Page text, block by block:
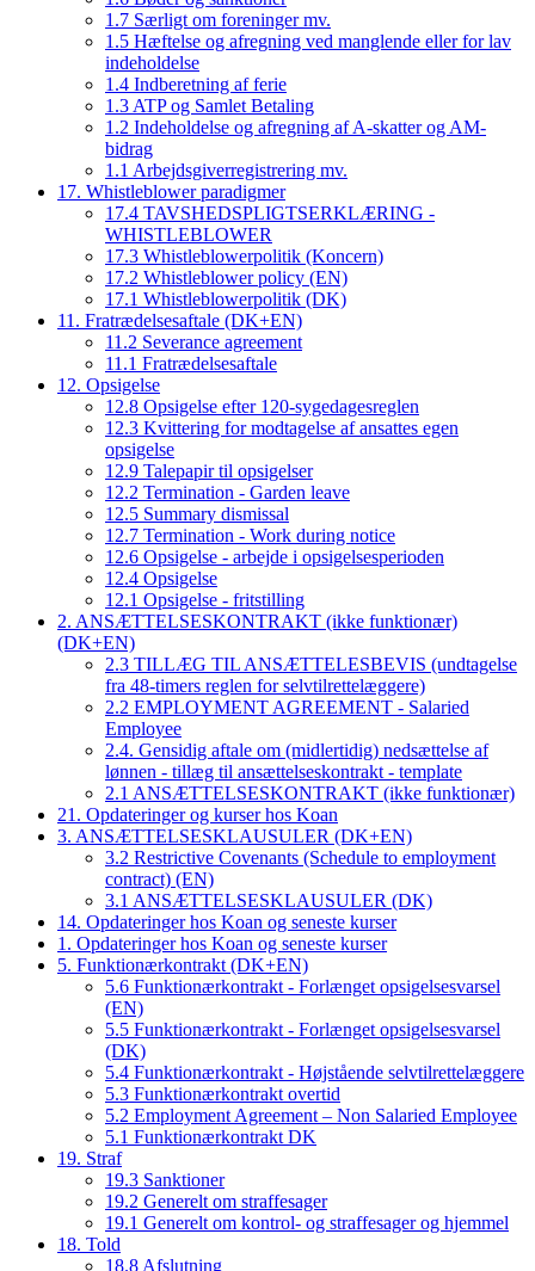
1.7 Særligt om foreninger mv.
1.5 Hæftelse og afregning ved manglende eller for lav
indeholdelse
1.4 Indberetning af ferie
1.3 ATP og Samlet Betaling
1.2 Indeholdelse og afregning af A-skatter og AM-
bidrag
1.1 Arbejdsgiverregistrering mv.
17. Whistleblower paradigmer
17.4 TAVSHEDSPLIGTSERKLÆRING -
WHISTLEBLOWER
17.3 Whistleblowerpolitik (Koncern)
17.2 Whistleblower policy (EN)
17.1 Whistleblowerpolitik (DK)
11. Fratrædelsesaftale (DK+EN)
11.2 Severance agreement
11.1 Fratrædelsesaftale
12. Opsigelse
12.8 Opsigelse efter 120-sygedagesreglen
12.3 Kvittering for modtagelse af ansattes egen
opsigelse
12.9 Talepapir til opsigelser
12.2 Termination - Garden leave
12.5 Summary dismissal
12.7 Termination - Work during notice
12.6 Opsigelse - arbejde i opsigelsesperioden
12.4 Opsigelse
12.1 Opsigelse - fritstilling
2. ANSÆTTELSESKONTRAKT (ikke funktionær)
(DK+EN)
2.3 TILLÆG TIL ANSÆTTELESBEVIS (undtagelse
fra 48-timers reglen for selvtilrettelæggere)
2.2 EMPLOYMENT AGREEMENT - Salaried
Employee
2.4. Gensidig aftale om (midlertidig) nedsættelse af
lønnen - tillæg til ansættelseskontrakt - template
2.1 ANSÆTTELSESKONTRAKT (ikke funktionær)
21. Opdateringer og kurser hos Koan
3. ANSÆTTELSESKLAUSULER (DK+EN)
3.2 Restrictive Covenants (Schedule to employment
contract) (EN)
3.1 ANSÆTTELSESKLAUSULER (DK)
14. Opdateringer hos Koan og seneste kurser
1. Opdateringer hos Koan og seneste kurser
5. Funktionærkontrakt (DK+EN)
5.6 Funktionærkontrakt - Forlænget opsigelsesvarsel
(EN)
5.5 Funktionærkontrakt - Forlænget opsigelsesvarsel
(DK)
5.4 Funktionærkontrakt - Højstående selvtilrettelæggere
5.3 Funktionærkontrakt overtid
5.2 Employment Agreement – Non Salaried Employee
5.1 Funktionærkontrakt DK
19. Straf
19.3 Sanktioner
19.2 Generelt om straffesager
19.1 Generelt om kontrol- og straffesager og hjemmel
18. Told
18.8 Afslutning